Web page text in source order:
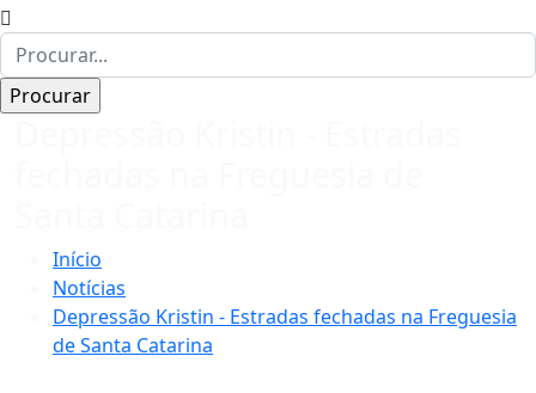
Início
Notícias
Depressão Kristin - Estradas fechadas na Freguesia
de Santa Catarina